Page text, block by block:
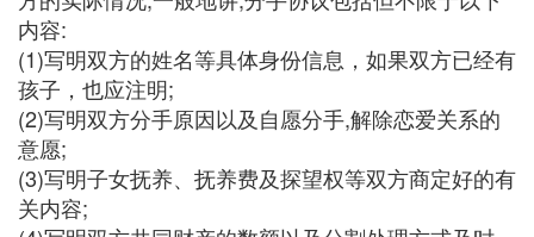
内容:
(1)写明双方的姓名等具体身份信息，如果双方已经有
孩子，也应注明;
(2)写明双方分手原因以及自愿分手,解除恋爱关系的
意愿;
(3)写明子女抚养、抚养费及探望权等双方商定好的有
关内容;